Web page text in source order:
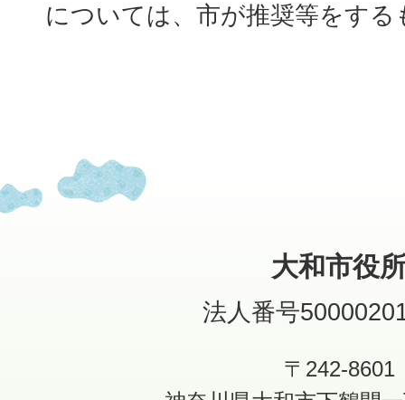
については、市が推奨等をす
大和市役
法人番号
〒242-8601